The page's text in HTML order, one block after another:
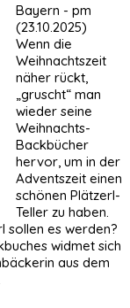
Bayern - pm
(23.10.2025)
Wenn die
Weihnachtszeit
näher rückt,
„gruscht“ man
wieder seine
Weihnachts-
Backbücher
hervor, um in der
Adventszeit einen
schönen Plätzerl-
Teller zu haben.
sollen es werden?
widmet sich
aus dem